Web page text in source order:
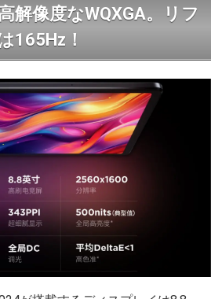
解像度なWQXGA。リフ
165Hz！